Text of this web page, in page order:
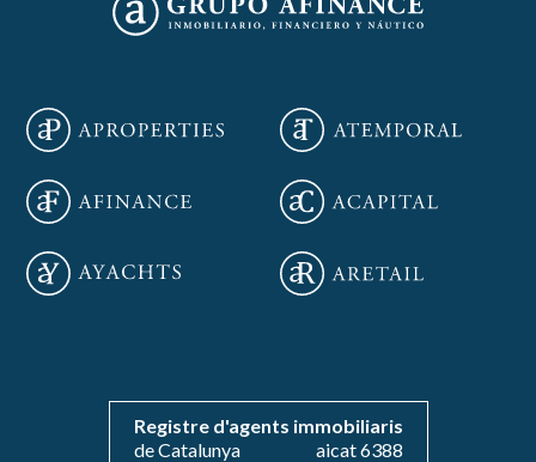
Registre d'agents immobiliaris
de Catalunya
aicat 6388